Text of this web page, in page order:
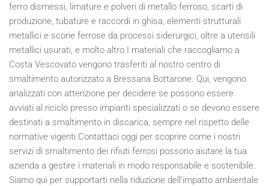
ferro dismessi, limature e polveri di metallo ferroso, scarti di
produzione, tubature e raccordi in ghisa, elementi strutturali
metallici e scorie ferrose da processi siderurgici, oltre a utensili
metallici usurati, e molto altro.I materiali che raccogliamo a
Costa Vescovato vengono trasferiti al nostro centro di
smaltimento autorizzato a Bressana Bottarone. Qui, vengono
analizzati con attenzione per decidere se possono essere
avviati al riciclo presso impianti specializzati o se devono essere
destinati a smaltimento in discarica, sempre nel rispetto delle
normative vigenti.Contattaci oggi per scoprire come i nostri
servizi di smaltimento dei rifiuti ferrosi possono aiutare la tua
azienda a gestire i materiali in modo responsabile e sostenibile.
Siamo qui per supportarti nella riduzione dell'impatto ambientale